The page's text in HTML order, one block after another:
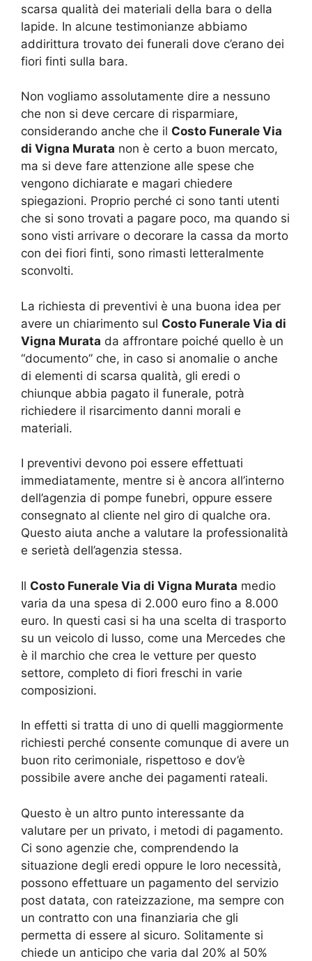
scarsa qualità dei materiali della bara o della
lapide. In alcune testimonianze abbiamo
addirittura trovato dei funerali dove c’erano dei
fiori finti sulla bara.
Non vogliamo assolutamente dire a nessuno
che non si deve cercare di risparmiare,
considerando anche che il Costo Funerale Via
di Vigna Murata non è certo a buon mercato,
ma si deve fare attenzione alle spese che
vengono dichiarate e magari chiedere
spiegazioni. Proprio perché ci sono tanti utenti
che si sono trovati a pagare poco, ma quando si
sono visti arrivare o decorare la cassa da morto
con dei fiori finti, sono rimasti letteralmente
sconvolti.
La richiesta di preventivi è una buona idea per
avere un chiarimento sul Costo Funerale Via di
Vigna Murata da affrontare poiché quello è un
“documento” che, in caso si anomalie o anche
di elementi di scarsa qualità, gli eredi o
chiunque abbia pagato il funerale, potrà
richiedere il risarcimento danni morali e
materiali.
I preventivi devono poi essere effettuati
immediatamente, mentre si è ancora all’interno
dell’agenzia di pompe funebri, oppure essere
consegnato al cliente nel giro di qualche ora.
Questo aiuta anche a valutare la professionalità
e serietà dell’agenzia stessa.
Il Costo Funerale Via di Vigna Murata medio
varia da una spesa di 2.000 euro fino a 8.000
euro. In questi casi si ha una scelta di trasporto
su un veicolo di lusso, come una Mercedes che
è il marchio che crea le vetture per questo
settore, completo di fiori freschi in varie
composizioni.
In effetti si tratta di uno di quelli maggiormente
richiesti perché consente comunque di avere un
buon rito cerimoniale, rispettoso e dov’è
possibile avere anche dei pagamenti rateali.
Questo è un altro punto interessante da
valutare per un privato, i metodi di pagamento.
Ci sono agenzie che, comprendendo la
situazione degli eredi oppure le loro necessità,
possono effettuare un pagamento del servizio
post datata, con rateizzazione, ma sempre con
un contratto con una finanziaria che gli
permetta di essere al sicuro. Solitamente si
chiede un anticipo che varia dal 20% al 50%